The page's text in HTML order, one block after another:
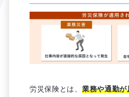
労災保険とは、 業務や通勤